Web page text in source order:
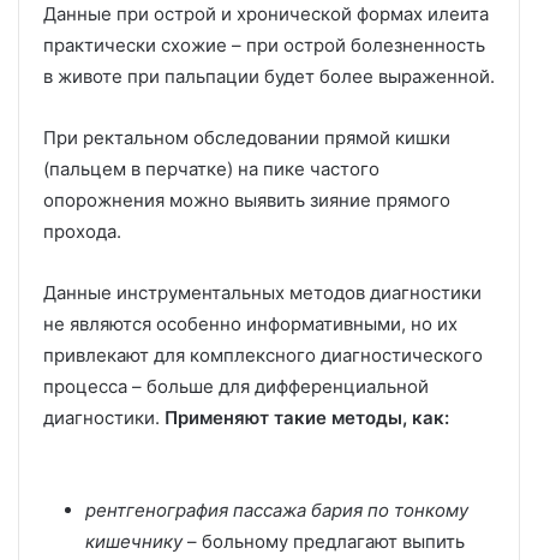
Данные при острой и хронической формах илеита
практически схожие – при острой болезненность
в животе при пальпации будет более выраженной.
При ректальном обследовании прямой кишки
(пальцем в перчатке) на пике частого
опорожнения можно выявить зияние прямого
прохода.
Данные инструментальных методов диагностики
не являются особенно информативными, но их
привлекают для комплексного диагностического
процесса – больше для дифференциальной
диагностики. Применяют такие методы, как:
рентгенография пассажа бария по тонкому
кишечнику– больному предлагают выпить